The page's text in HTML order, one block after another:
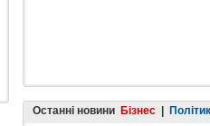
Останні новини Бізнес